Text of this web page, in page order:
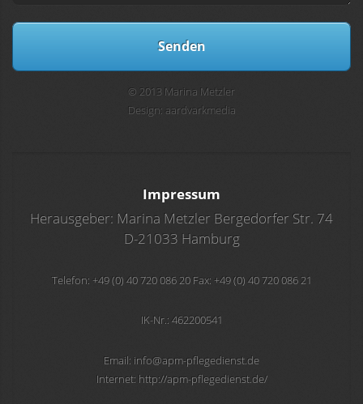
© 2013 Marina Metzler
Design: aardvarkmedia
Impressum
Herausgeber: Marina Metzler Bergedorfer Str. 74
D-21033 Hamburg
Telefon: +49 (0) 40 720 086 20 Fax: +49 (0) 40 720 086 21
IK-Nr.: 462200541
Email: info@apm-pflegedienst.de
Internet: http://apm-pflegedienst.de/